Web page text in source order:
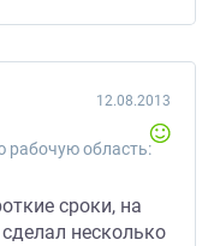
рабочую область:
12.08.2013
сроки, на
несколько